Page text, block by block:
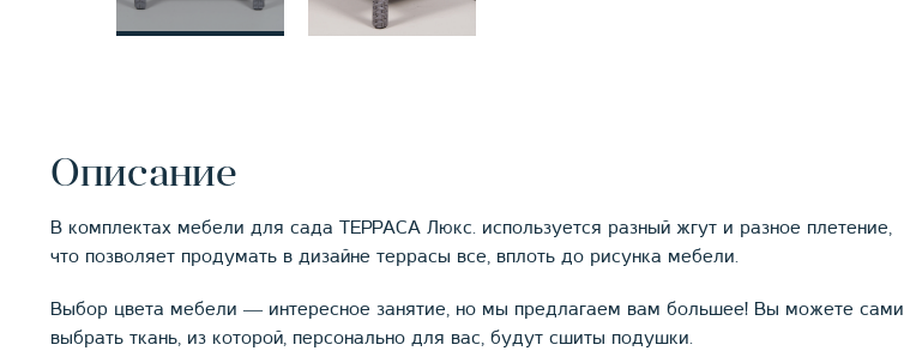
Описание
В комплектах мебели для сада ТЕРРАСА Люкс. используется разный жгут и разное плетение,
что позволяет продумать в дизайне террасы все, вплоть до рисунка мебели.
Выбор цвета мебели ― интересное занятие, но мы предлагаем вам большее! Вы можете сами
выбрать ткань, из которой, персонально для вас, будут сшиты подушки.